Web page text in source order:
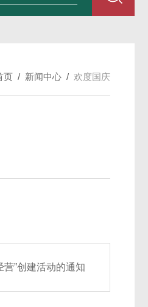
页 / 新闻中心 / 欢度国庆
营”创建活动的通知